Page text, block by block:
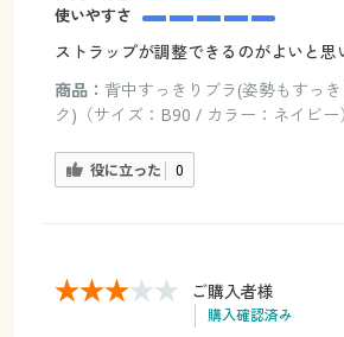
使いやすさ
ストラップが調整できるのがよいと思
商品： 背中すっきりブラ(姿勢もすっ
ク)（サイズ：B90 / カラー：ネイビー）
役に立った 0
ご購入者様
購入確認済み